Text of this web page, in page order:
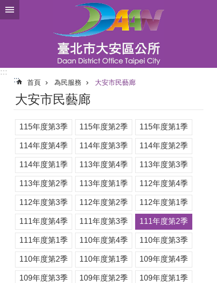
跳到主要內容區塊
:::
:::
首頁 為民服務 大安市民藝廊
大安市民藝廊
115年度第3季 115年度第2季 115年度第1季
114年度第4季 114年度第3季 114年度第2季
114年度第1季 113年度第4季 113年度第3季
113年度第2季 113年度第1季 112年度第4季
112年度第3季 112年度第2季 112年度第1季
111年度第4季 111年度第3季 111年度第2季
111年度第1季 110年度第4季 110年度第3季
110年度第2季 110年度第1季 109年度第4季
109年度第3季 109年度第2季 109年度第1季